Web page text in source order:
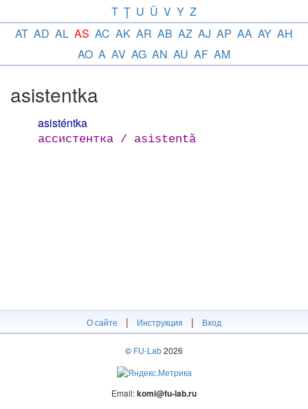
T Ţ U Ü V Y Z
AT AD AL AS AC AK AR AB AZ AJ AP AA AY AH
AO A AV AG AN AU AF AM
asistentka
asisténtka
ассистентка / asistentă
О сайте | Инструкция | Вход
© FU-Lab2026
Email:komi@fu-lab.ru